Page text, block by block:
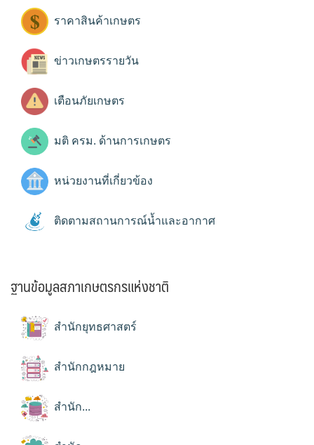
ราคาสินค้าเกษตร
ข่าวเกษตรรายวัน
เตือนภัยเกษตร
มติ ครม. ด้านการเกษตร
หน่วยงานที่เกี่ยวข้อง
ติดตามสถานการณ์น้ำและอากาศ
ฐานข้อมูลสภาเกษตรกรแห่งชาติ
สำนักยุทธศาสตร์
สำนักกฎหมาย
สำนัก...